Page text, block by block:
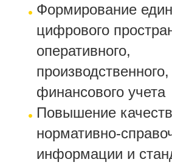
Формирование
цифрового
оперативного,
финансового учета
Повышение
нормативно-
информации и